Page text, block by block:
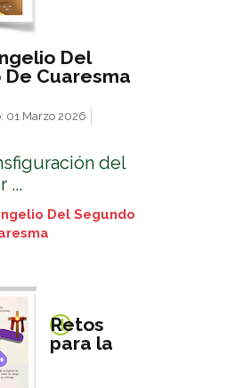
Del
Cuaresma
01 Marzo 2026
del
...
Del Segundo
Retos
para la